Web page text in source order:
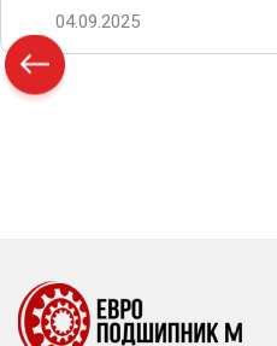
04.09.2025